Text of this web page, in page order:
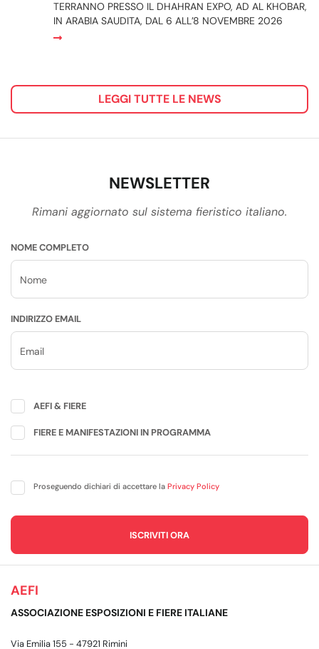
TERRANNO PRESSO IL DHAHRAN EXPO, AD AL KHOBAR,
IN ARABIA SAUDITA, DAL 6 ALL’8 NOVEMBRE 2026
LEGGI TUTTE LE NEWS
NEWSLETTER
Rimani aggiornato sul sistema fieristico italiano.
NOME COMPLETO
INDIRIZZO EMAIL
AEFI & FIERE
FIERE E MANIFESTAZIONI IN PROGRAMMA
Proseguendo dichiari di accettare la Privacy Policy
AEFI
ASSOCIAZIONE ESPOSIZIONI E FIERE ITALIANE
Via Emilia 155 - 47921 Rimini